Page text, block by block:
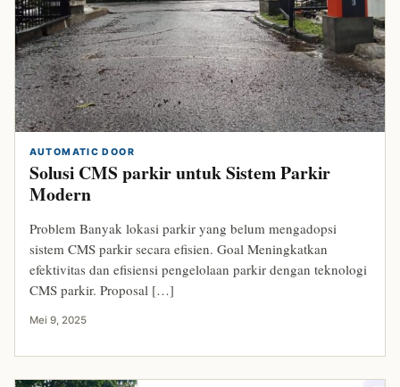
AUTOMATIC DOOR
Solusi CMS parkir untuk Sistem Parkir
Modern
Problem Banyak lokasi parkir yang belum mengadopsi
sistem CMS parkir secara efisien. Goal Meningkatkan
efektivitas dan efisiensi pengelolaan parkir dengan teknologi
CMS parkir. Proposal […]
Mei 9, 2025